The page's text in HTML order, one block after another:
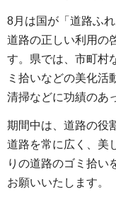
8月は国が「道路ふ
道路の正しい利用の
す。県では、市町村
ミ拾いなどの美化活
清掃などに功績のあ
期間中は、道路の役
道路を常に広く、美
りの道路のゴミ拾い
お願いいたします。